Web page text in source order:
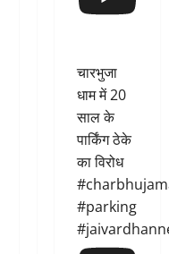
चारभुजा
धाम में 20
साल के
पार्किंग ठेके
का विरोध
#parking